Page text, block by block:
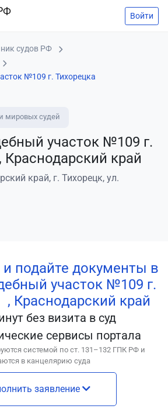
Войти
судов РФ
№109 г. Тихорецка
мировых судей
участок №109 г.
край
край, г. Тихорецк, ул.
и подайте документы в
участок №109 г.
Краснодарский край
без визита в суд
сервисы портала
системой по ст. 131–132 ГПК РФ и
в канцелярию суда
заявление